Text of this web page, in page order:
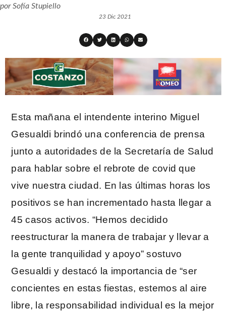
porSofía Stupiello
23 Dic 2021
Esta mañana el intendente interino Miguel
Gesualdi brindó una conferencia de prensa
junto a autoridades de la Secretaría de Salud
para hablar sobre el rebrote de covid que
vive nuestra ciudad. En las últimas horas los
positivos se han incrementado hasta llegar a
45 casos activos. “Hemos decidido
reestructurar la manera de trabajar y llevar a
la gente tranquilidad y apoyo” sostuvo
Gesualdi y destacó la importancia de “ser
concientes en estas fiestas, estemos al aire
libre, la responsabilidad individual es la mejor